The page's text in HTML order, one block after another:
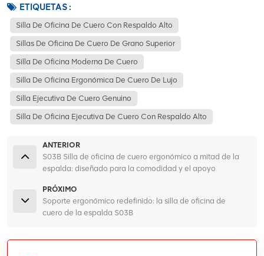
ETIQUETAS :
Silla De Oficina De Cuero Con Respaldo Alto
Sillas De Oficina De Cuero De Grano Superior
Silla De Oficina Moderna De Cuero
Silla De Oficina Ergonómica De Cuero De Lujo
Silla Ejecutiva De Cuero Genuino
Silla De Oficina Ejecutiva De Cuero Con Respaldo Alto
ANTERIOR
S03B Silla de oficina de cuero ergonómico a mitad de la
espalda: diseñado para la comodidad y el apoyo
PRÓXIMO
Soporte ergonómico redefinido: la silla de oficina de
cuero de la espalda S03B